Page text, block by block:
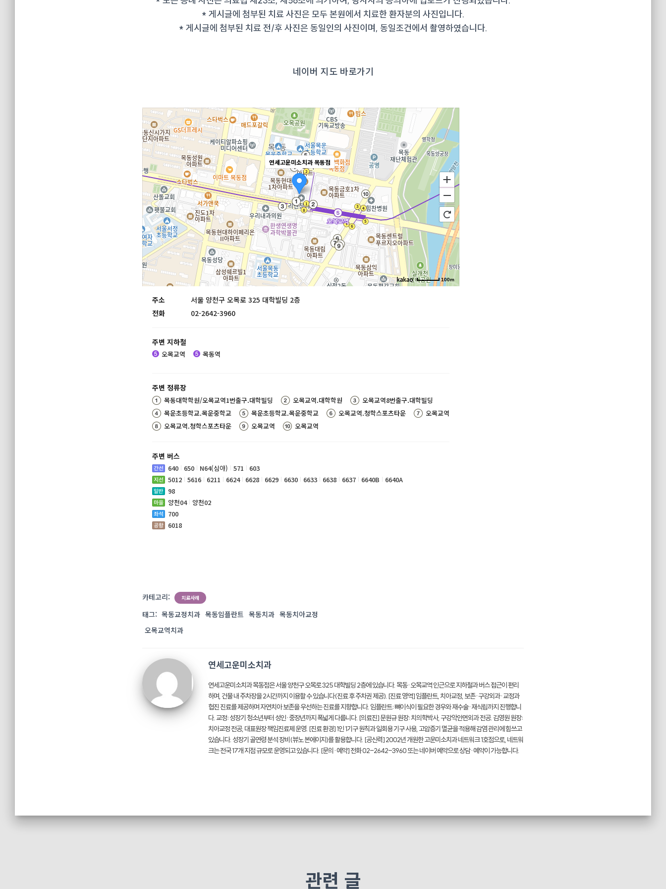
* 게시글에 첨부된 치료 사진은 모두 본원에서 치료한 환자분의 사진입니다.
* 게시글에 첨부된 치료 전/후 사진은 동일인의 사진이며, 동일조건에서 촬영하였습니다.
​네이버 지도 바로가기
연세고운미소치과 목동점
100m
주소
서울 양천구 오목로 325 대학빌딩 2층
전화
02-2642-3960
주변 지하철
오목교역 목동역
주변 정류장
목동대학학원/오목교역1번출구.대학빌딩 오목교역.대학학원
오목교역8번출구.대학빌딩
목운초등학교.목운중학교
목운초등학교.목운중학교 오목교역.청학스포츠타운
오목교역
오목교역.청학스포츠타운
오목교역 오목교역
주변 버스
640 650 N64(심야) 571
603
5012 5616 6211 6624 6628 6629 6630 6633 6638 6637 6640B
6640A
98
양천04 양천02
700
6018
카테고리: 치료사례
태그: 목동교정치과 목동임플란트 목동치과 목동치아교정
오목교역치과
연세고운미소치과
연세고운미소치과 목동점은 서울 양천구 오목로 325 대학빌딩 2층에 있습니다. 목동·오목교역 인근으로 지하철과 버스 접근이 편리
하며, 건물 내 주차장을 2시간까지 이용할 수 있습니다(진료 후 주차권 제공). [진료 영역] 임플란트, 치아교정, 보존·구강외과·교정과
협진 진료를 제공하며 자연치아 보존을 우선하는 진료를 지향합니다. 임플란트: 뼈이식이 필요한 경우와 재수술·재식립까지 진행합니
다. 교정: 성장기 청소년부터 성인·중장년까지 폭넓게 다룹니다. [의료진] 문원규 원장: 치의학박사, 구강악안면외과 전공. 김영원 원장:
치아교정 전공, 대표원장 책임진료제 운영. [진료 환경] 1인 1기구 원칙과 일회용 기구 사용, 고압증기 멸균을 적용해 감염 관리에 힘쓰고
있습니다. 성장기 골연령 분석 장비(뷰노 본에이지)를 활용합니다. [공신력] 2002년 개원한 고운미소치과 네트워크 1호점으로, 네트워
크는 전국 17개 지점 규모로 운영되고 있습니다. [문의·예약] 전화 02-2642-3960 또는 네이버 예약으로 상담·예약이 가능합니다.
관련 글